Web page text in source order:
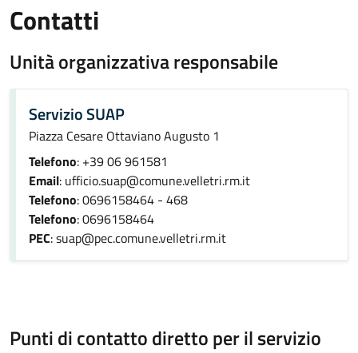
Contatti
Unità organizzativa responsabile
Servizio SUAP
Piazza Cesare Ottaviano Augusto 1
Telefono: +39 06 961581
Email: ufficio.suap@comune.velletri.rm.it
Telefono: 0696158464 - 468
Telefono: 0696158464
PEC: suap@pec.comune.velletri.rm.it
Punti di contatto diretto per il servizio